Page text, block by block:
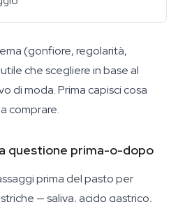
(gonfiore, regolarità,
che scegliere in base al
di moda. Prima capisci cosa
comprare.
questione prima-o-dopo
prima del pasto per
— saliva, acido gastrico,